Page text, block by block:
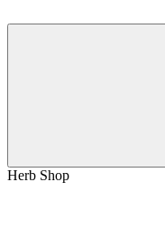
Herb Shop